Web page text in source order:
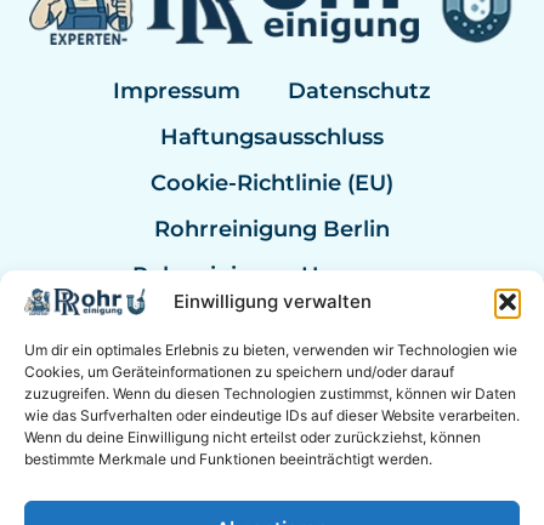
Einwilligung verwalten
Um dir ein optimales Erlebnis zu bieten, verwenden wir Technologien wie
Cookies, um Geräteinformationen zu speichern und/oder darauf
zuzugreifen. Wenn du diesen Technologien zustimmst, können wir Daten
wie das Surfverhalten oder eindeutige IDs auf dieser Website verarbeiten.
Wenn du deine Einwilligung nicht erteilst oder zurückziehst, können
bestimmte Merkmale und Funktionen beeinträchtigt werden.
Impressum
Datenschutz
Haftungsausschluss
Cookie-Richtlinie (EU)
Rohrreinigung Berlin
Rohrreinigung Hannover
Rohrreinigung Bremen
Rohrreinigung Kassel
Rohrreinigung Mannheim
Rohrexperten Deutschland